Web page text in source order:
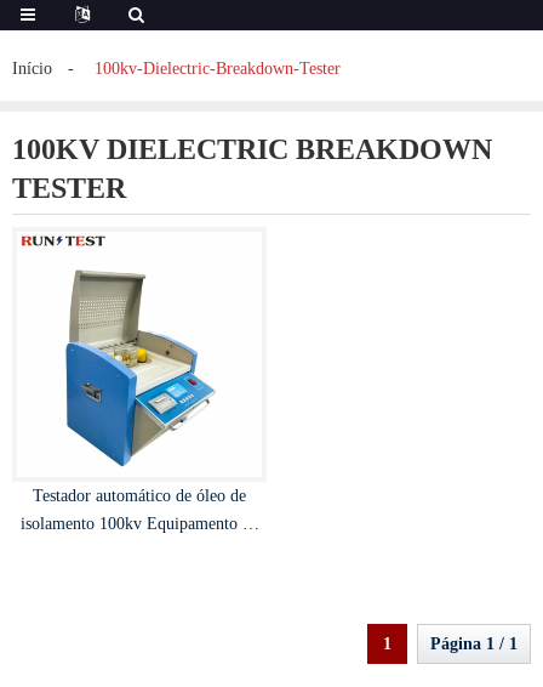
Início 100kv-Dielectric-Breakdown-Tester
100KV DIELECTRIC BREAKDOWN
TESTER
Testador automático de óleo de
isolamento 100kv Equipamento de
1 Página 1 / 1